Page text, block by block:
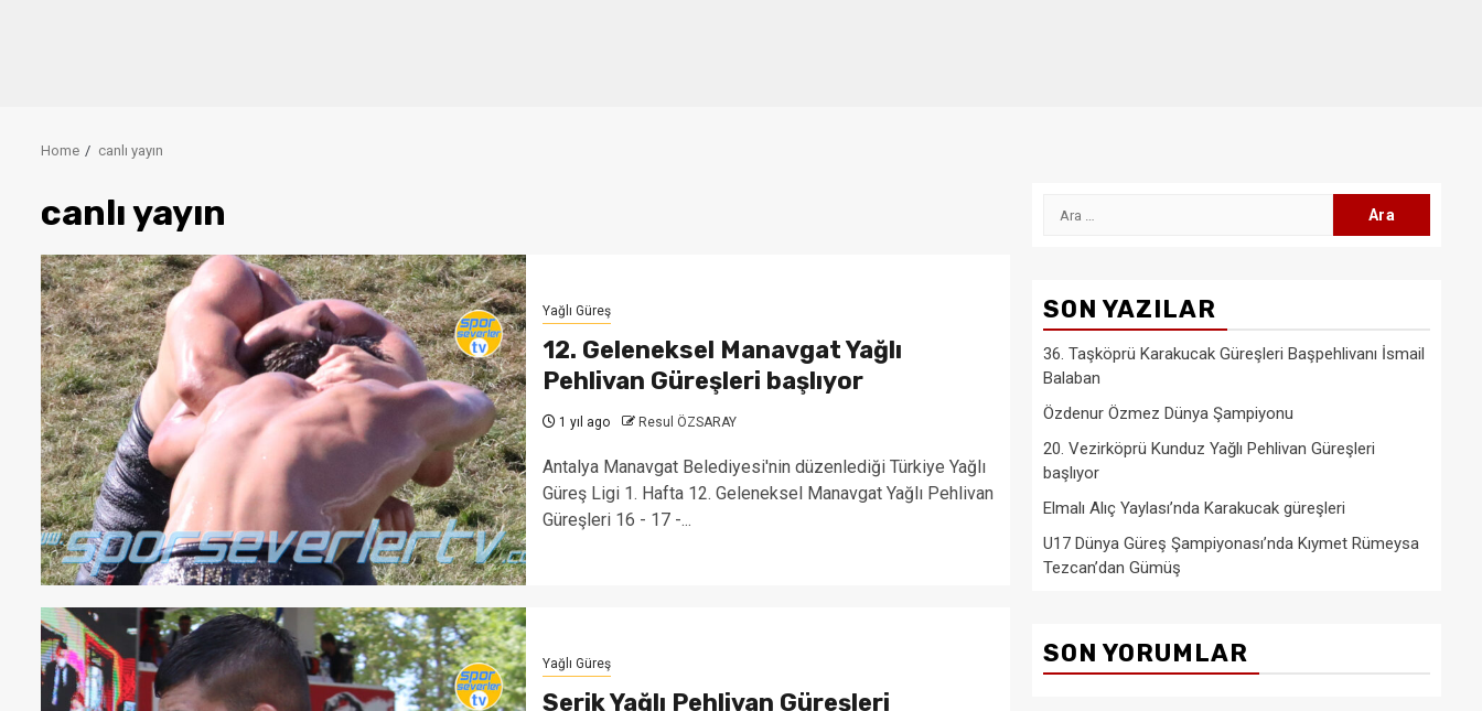
Home canlı yayın
canlı yayın
Yağlı Güreş
12. Geleneksel Manavgat Yağlı
Pehlivan Güreşleri başlıyor
1 yıl ago Resul ÖZSARAY
Antalya Manavgat Belediyesi'nin düzenlediği Türkiye Yağlı
Güreş Ligi 1. Hafta 12. Geleneksel Manavgat Yağlı Pehlivan
Güreşleri 16 - 17 -...
Yağlı Güreş
Serik Yağlı Pehlivan Güreşleri
Arama:
SON YAZILAR
36. Taşköprü Karakucak Güreşleri Başpehlivanı İsmail
Balaban
Özdenur Özmez Dünya Şampiyonu
20. Vezirköprü Kunduz Yağlı Pehlivan Güreşleri
başlıyor
Elmalı Alıç Yaylası’nda Karakucak güreşleri
U17 Dünya Güreş Şampiyonası’nda Kıymet Rümeysa
Tezcan’dan Gümüş
SON YORUMLAR